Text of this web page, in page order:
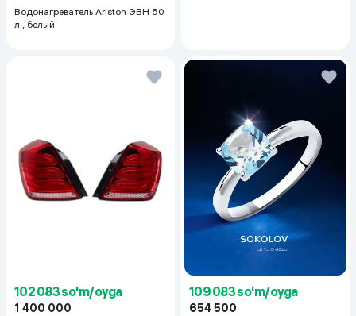
Водонагреватель Ariston ЭВН 50
л , белый
102 083 so'm/oyga
1 400 000
109 083 so'm/oyga
654 500